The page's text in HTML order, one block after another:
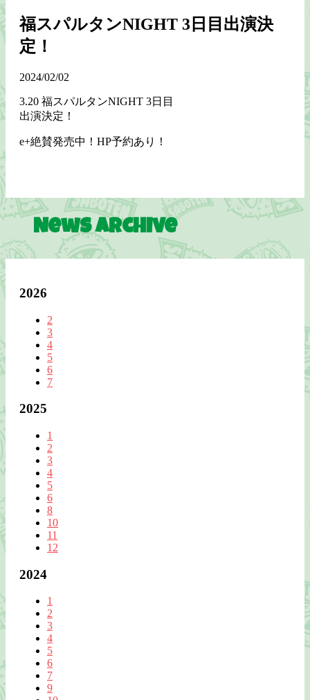
福スパルタンNIGHT 3日目出演決
定！
2024/02/02
3.20 福スパルタンNIGHT 3日目
出演決定！
e+絶賛発売中！HP予約あり！
News Archive
2026
2
3
4
5
6
7
2025
1
2
3
4
5
6
8
10
11
12
2024
1
2
3
4
5
6
7
9